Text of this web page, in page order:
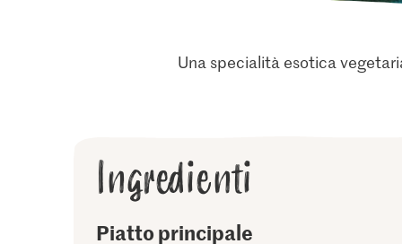
Una specialità esotica
Ingredienti
Piatto principale